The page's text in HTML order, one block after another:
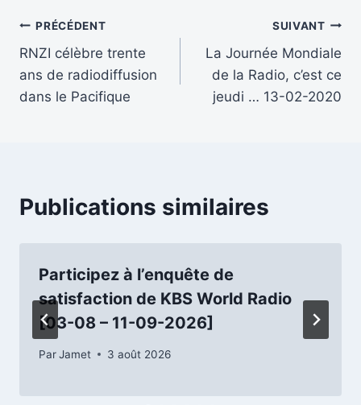
Navigation
de
l’article
PRÉCÉDENT
RNZI célèbre trente
ans de radiodiffusion
dans le Pacifique
SUIVANT
La Journée Mondiale
de la Radio, c’est ce
jeudi … 13-02-2020
Publications similaires
Participez à l’enquête de
satisfaction de KBS World Radio
[03-08 – 11-09-2026]
ParJamet 3 août 2026